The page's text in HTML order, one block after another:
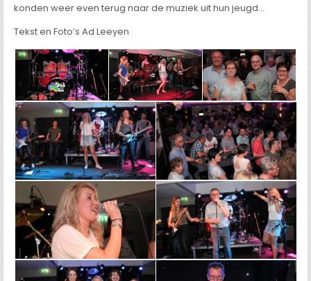
konden weer even terug naar de muziek uit hun jeugd…
Tekst en Foto’s Ad Leeyen